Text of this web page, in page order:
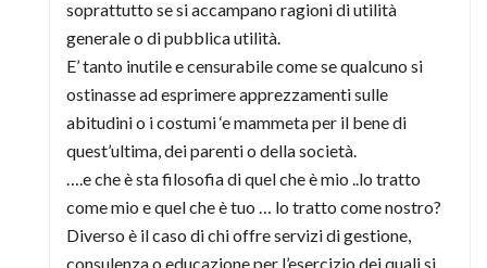
soprattutto se si accampano ragioni di utilità
generale o di pubblica utilità.
E’ tanto inutile e censurabile come se qualcuno si
ostinasse ad esprimere apprezzamenti sulle
abitudini o i costumi ‘e mammeta per il bene di
quest’ultima, dei parenti o della società.
….e che è sta filosofia di quel che è mio ..lo tratto
come mio e quel che è tuo … lo tratto come nostro?
Diverso è il caso di chi offre servizi di gestione,
consulenza o educazione per l’esercizio dei quali si